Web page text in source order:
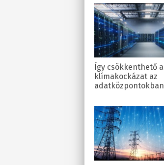
Így csökkenthető a
klímakockázat az
adatközpontokban